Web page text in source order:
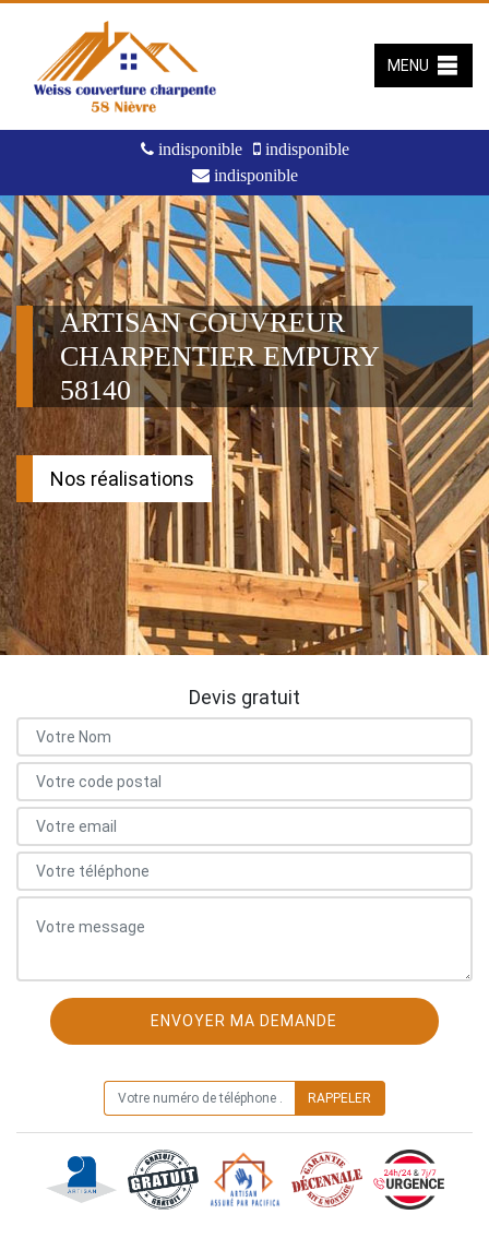
indisponible
indisponible
indisponible
MENU
ARTISAN COUVREUR
CHARPENTIER EMPURY
58140
Nos réalisations
Devis gratuit